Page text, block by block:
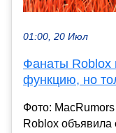
01:00, 20 Июл
Фанаты Roblox
функцию, но
Фото:
Roblox объявила